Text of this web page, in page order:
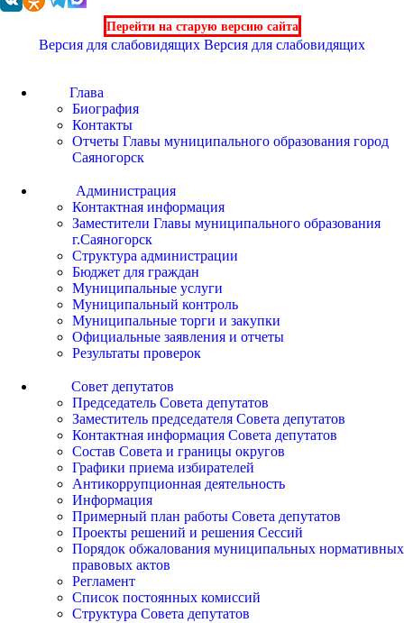
Перейти на старую версию сайта
Версия для слабовидящих Версия для слабовидящих
Глава
Биография
Контакты
Отчеты Главы муниципального образования город
Саяногорск
Администрация
Контактная информация
Заместители Главы муниципального образования
г.Саяногорск
Структура администрации
Бюджет для граждан
Муниципальные услуги
Муниципальный контроль
Муниципальные торги и закупки
Официальные заявления и отчеты
Результаты проверок
Совет депутатов
Председатель Совета депутатов
Заместитель председателя Совета депутатов
Контактная информация Совета депутатов
Состав Совета и границы округов
Графики приема избирателей
Антикоррупционная деятельность
Информация
Примерный план работы Совета депутатов
Проекты решений и решения Сессий
Порядок обжалования муниципальных нормативных
правовых актов
Регламент
Список постоянных комиссий
Структура Совета депутатов